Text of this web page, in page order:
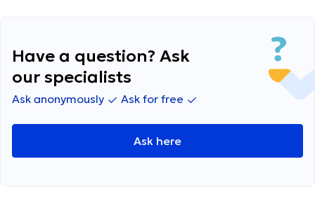
Have a question? Ask
our specialists
Ask anonymously Ask for free
Ask here